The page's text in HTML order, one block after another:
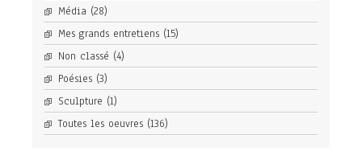
Média (28)
Mes grands entretiens (15)
Non classé (4)
Poésies (3)
Sculpture (1)
Toutes les oeuvres (136)